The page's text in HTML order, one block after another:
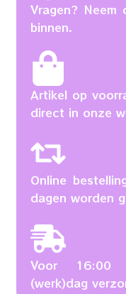
Vragen?
binnen.
Artikel op
direct in onze
Online
dagen worden
Voor 16:00
(werk)dag